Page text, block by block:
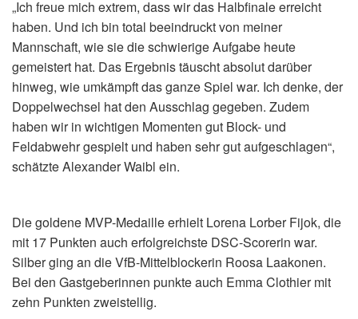
„Ich freue mich extrem, dass wir das Halbfinale erreicht
haben. Und ich bin total beeindruckt von meiner
Mannschaft, wie sie die schwierige Aufgabe heute
gemeistert hat. Das Ergebnis täuscht absolut darüber
hinweg, wie umkämpft das ganze Spiel war. Ich denke, der
Doppelwechsel hat den Ausschlag gegeben. Zudem
haben wir in wichtigen Momenten gut Block- und
Feldabwehr gespielt und haben sehr gut aufgeschlagen“,
schätzte Alexander Waibl ein.
Die goldene MVP-Medaille erhielt Lorena Lorber Fijok, die
mit 17 Punkten auch erfolgreichste DSC-Scorerin war.
Silber ging an die VfB-Mittelblockerin Roosa Laakonen.
Bei den Gastgeberinnen punkte auch Emma Clothier mit
zehn Punkten zweistellig.